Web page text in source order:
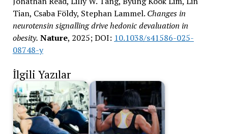
Tian, Csaba Földy, Stephan Lammel. Changes in
neurotensin signalling drive hedonic devaluation in
obesity. Nature, 2025; DOI: 10.1038/s41586-025-
08748-y
İlgili Yazılar